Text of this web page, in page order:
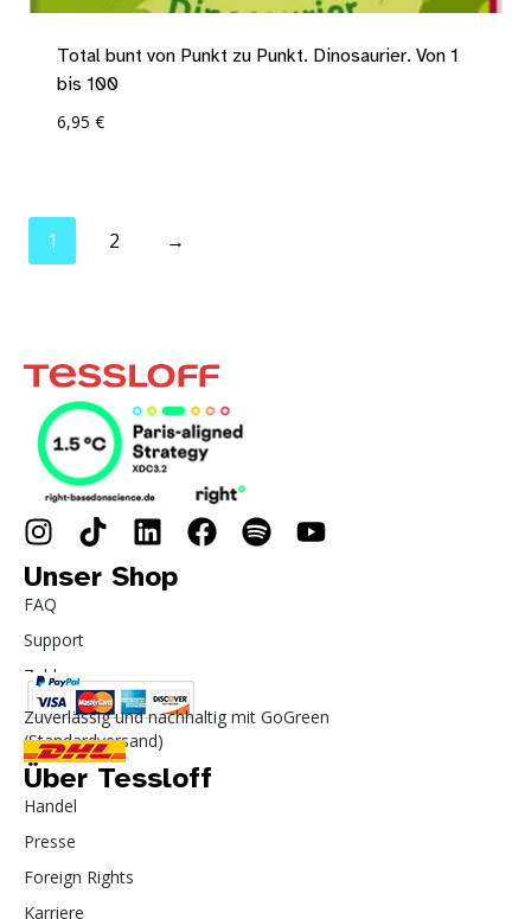
Total bunt von Punkt zu Punkt. Dinosaurier. Von 1
bis 100
6,95 €
1 2 →
Unser Shop
FAQ
Support
Zahlung
Zuverlässig und nachhaltig mit GoGreen
(Standardversand)
Über Tessloff
Handel
Presse
Foreign Rights
Karriere